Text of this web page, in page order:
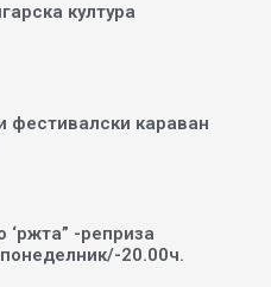
култура
фестивалски караван
‘ржта” -реприза
20.00ч.